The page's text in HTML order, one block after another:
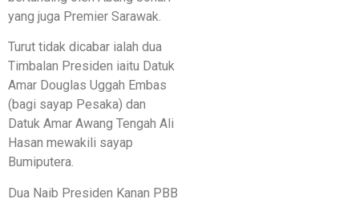
yang juga Premier Sarawak.
Turut tidak dicabar ialah dua
Timbalan Presiden iaitu Datuk
Amar Douglas Uggah Embas
(bagi sayap Pesaka) dan
Datuk Amar Awang Tengah Ali
Hasan mewakili sayap
Bumiputera.
Dua Naib Presiden Kanan PBB